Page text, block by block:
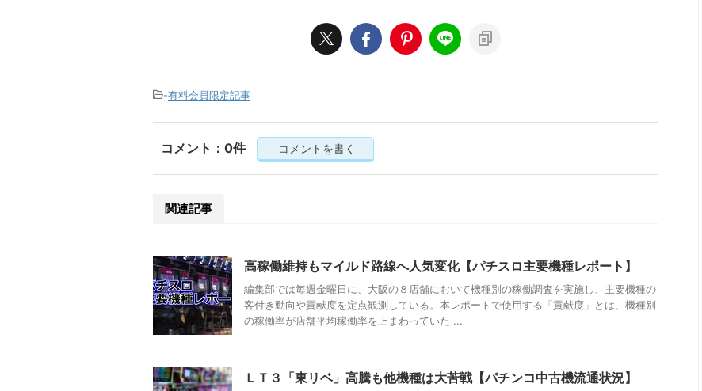
-有料会員限定記事
コメント：0件 コメントを書く
関連記事
高稼働維持もマイルド路線へ人気変化【パチスロ主要機種レポート】
編集部では毎週金曜日に、大阪の８店舗において機種別の稼働調査を実施し、主要機種の
客付き動向や貢献度を定点観測している。本レポートで使用する「貢献度」とは、機種別
の稼働率が店舗平均稼働率を上まわっていた ...
ＬＴ３「東リベ」高騰も他機種は大苦戦【パチンコ中古機流通状況】